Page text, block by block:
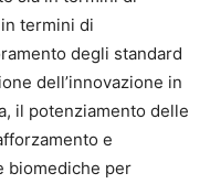
termini di
degli standard
dell’innovazione in
il potenziamento delle
e
biomediche per